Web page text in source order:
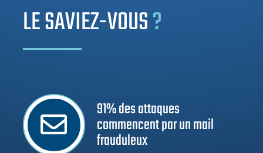
LE SAVIEZ-VOUS?
91% des attaques
commencent par un mail
frauduleux